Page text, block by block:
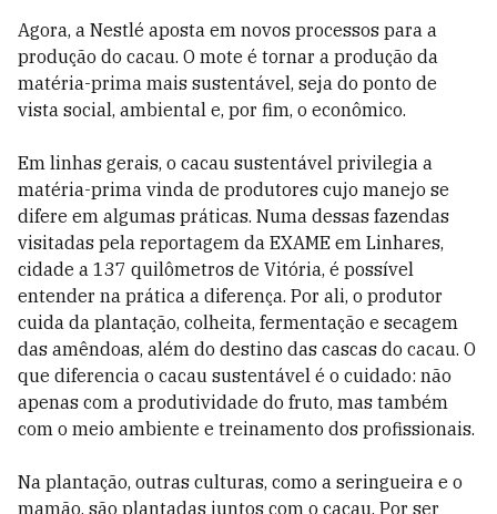
Agora, a Nestlé aposta em novos processos para a
produção do cacau. O mote é tornar a produção da
matéria-prima mais sustentável, seja do ponto de
vista social, ambiental e, por fim, o econômico.
Em linhas gerais, o cacau sustentável privilegia a
matéria-prima vinda de produtores cujo manejo se
difere em algumas práticas. Numa dessas fazendas
visitadas pela reportagem da EXAME em Linhares,
cidade a 137 quilômetros de Vitória, é possível
entender na prática a diferença. Por ali, o produtor
cuida da plantação, colheita, fermentação e secagem
das amêndoas, além do destino das cascas do cacau. O
que diferencia o cacau sustentável é o cuidado: não
apenas com a produtividade do fruto, mas também
com o meio ambiente e treinamento dos profissionais.
Na plantação, outras culturas, como a seringueira e o
mamão, são plantadas juntos com o cacau. Por ser